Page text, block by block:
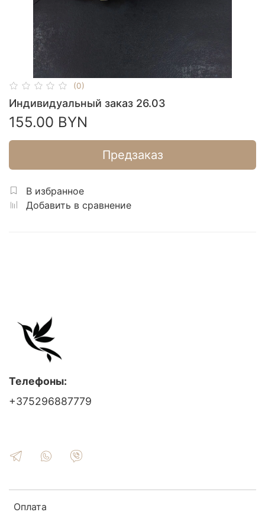
(0)
Индивидуальный заказ 26.03
155.00 BYN
Предзаказ
В избранное
Добавить в сравнение
Оплата
Телефоны:
+375296887779